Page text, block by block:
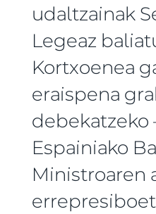
udaltzainak
Legeaz
Kortxoenea
eraispena
debekatzeko
Espainiako
Ministroaren